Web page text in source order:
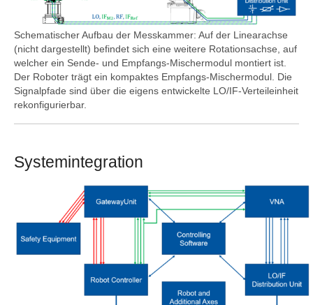
Schematischer Aufbau der Messkammer: Auf der Linearachse
(nicht dargestellt) befindet sich eine weitere Rotationsachse, auf
welcher ein Sende- und Empfangs-Mischermodul montiert ist.
Der Roboter trägt ein kompaktes Empfangs-Mischermodul. Die
Signalpfade sind über die eigens entwickelte LO/IF-Verteileinheit
rekonfigurierbar.
Systemintegration
Show larger version